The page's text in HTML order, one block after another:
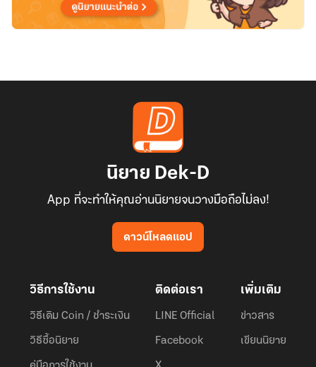
นิยาย Dek-D
App ที่จะทำให้คุณอ่านนิยายจนวางมือถือไม่ลง!
ดาวน์โหลดแอป
วิธีการใช้งาน
วิธีเติม Coin / ชำระเงิน
วิธีซื้อนิยาย
ติดต่อเรา
LINE Official
Facebook
เพิ่มเติม
ข่าวสาร
เขียนนิยาย